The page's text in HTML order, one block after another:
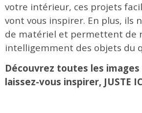
votre intérieur, ces projets
vont vous inspirer. En plus, ils
de matériel et permettent de
intelligemment des objets du
Découvrez toutes les
laissez-vous inspirer, JUSTE